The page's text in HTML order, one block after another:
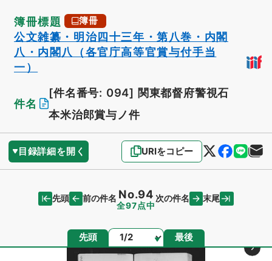
簿冊標題 簿冊
公文雑纂・明治四十三年・第八巻・内閣
八・内閣八（各官庁高等官賞与付手当
一）
件名
[件名番号: 094] 関東都督府警視石
本米治郎賞与ノ件
目録詳細を開く URIをコピー
先頭 前の件名 No.94
全97点中
次の件名 末尾
先頭 ページ 最後